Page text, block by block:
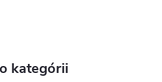
kategórii